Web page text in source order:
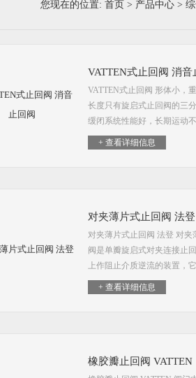
您现在的位置: 首页 > 产品中心 >
VATTEN式止回阀 消音
VATTEN式止回阀 形体小，
长度只有旋启式止回阀的三分
缓闭系统性能好，长期运动
效地控制阀板缓慢关闭。可消
锤。 橡胶软密封，封闭性能
+ 查看详细信息
对夹薄片式止回阀 法登
对夹薄片式止回阀 法登 对夹
阀是单瓣旋启式对夹连接止
上作阻止介质逆流的装置，
形止回阀，H74X、H74H型对
回阀具有结构简单，外形美观
+ 查看详细信息
橡胶瓣止回阀 VATTEN